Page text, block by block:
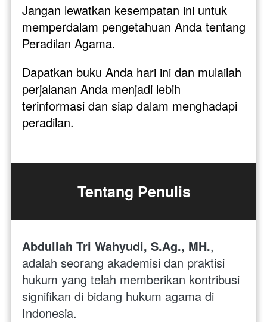
Jangan lewatkan kesempatan ini untuk
memperdalam pengetahuan Anda tentang
Peradilan Agama.
Dapatkan buku Anda hari ini dan mulailah
perjalanan Anda menjadi lebih
terinformasi dan siap dalam menghadapi
peradilan.
Tentang Penulis
Abdullah Tri Wahyudi, S.Ag., MH.,
adalah seorang akademisi dan praktisi
hukum yang telah memberikan kontribusi
signifikan di bidang hukum agama di
Indonesia.